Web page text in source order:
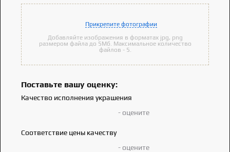
Прикрепите фотографии
Добавляйте изображения в форматах jpg, png
размером файла до 5Мб. Максимальное количество
файлов - 5.
Поставьте вашу оценку:
Качество исполнения украшения
- оцените
Соответствие цены качеству
- оцените